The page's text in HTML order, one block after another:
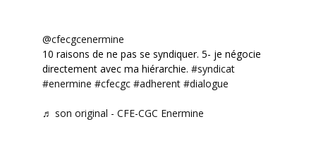
@cfecgcenermine
10 raisons de ne pas se syndiquer. 5- je négocie
directement avec ma hiérarchie. #syndicat
#enermine #cfecgc #adherent #dialogue
♬ son original - CFE-CGC Enermine